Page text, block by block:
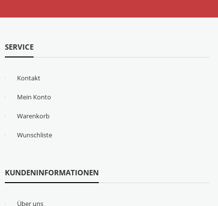
SERVICE
Kontakt
Mein Konto
Warenkorb
Wunschliste
KUNDENINFORMATIONEN
Über uns